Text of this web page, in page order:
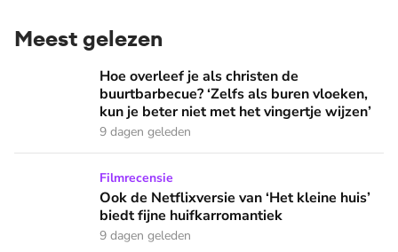
Meest gelezen
Hoe overleef je als christen de buurtbarbecue? ‘Zelfs als
Hoe overleef je als christen de
buurtbarbecue? ‘Zelfs als buren vloeken,
kun je beter niet met het vingertje wijzen’
9 dagen geleden
Ook de Netflixversie van ‘Het kleine huis’ biedt fijne
Filmrecensie
Ook de Netflixversie van ‘Het kleine huis’
biedt fijne huifkarromantiek
9 dagen geleden